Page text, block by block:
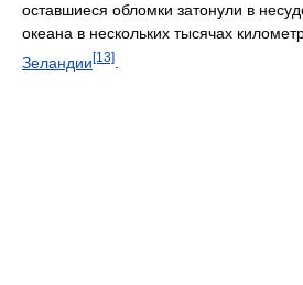
оставшиеся обломки затонули в
океана в нескольких тысячах
Зеландии [13]